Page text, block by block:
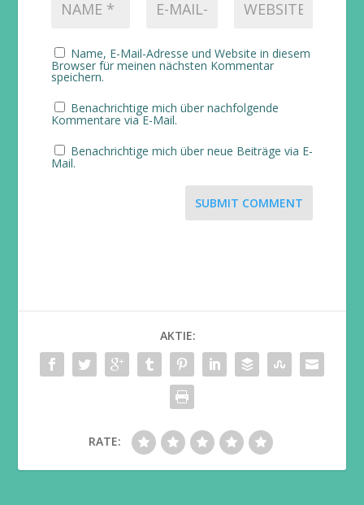
Name, E-Mail-Adresse und Website in diesem
Browser für meinen nächsten Kommentar
speichern.
Benachrichtige mich über nachfolgende
Kommentare via E-Mail.
Benachrichtige mich über neue Beiträge via E-
Mail.
SUBMIT COMMENT
AKTIE:
RATE: